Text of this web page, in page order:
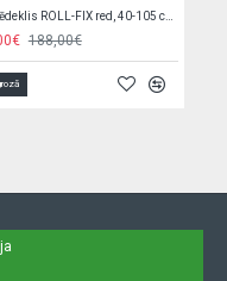
labirints GR0224